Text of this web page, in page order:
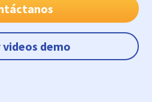
videos demo